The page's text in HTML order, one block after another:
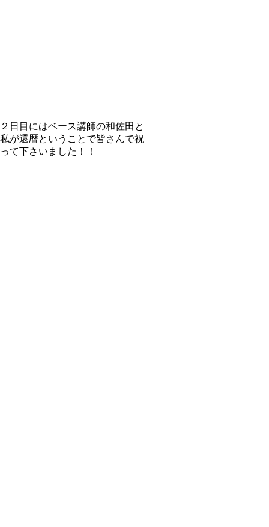
２日目にはベース講師の和佐田と
私が還暦ということで皆さんで祝
って下さいました！！